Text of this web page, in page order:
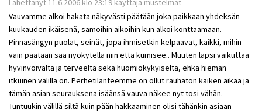
Lähettänyt 11.6.2006 klo 23:19 käyttäjä mustelmat
Vauvamme alkoi hakata näkyvästi päätään joka paikkaan yhdeksän
kuukauden ikäisenä, samoihin aikoihin kun alkoi konttaamaan.
Pinnasängyn puolat, seinät, jopa ihmisetkin kelpaavat, kaikki, mihin
vain päätään saa nyökytellä niin että kumisee.. Muuten lapsi vaikuttaa
hyvinvoivalta ja terveeltä sekä huomiokykyiseltä, ehkä hieman
itkuinen välillä on. Perhetilanteemme on ollut rauhaton kaiken aikaa ja
tämän asian seurauksena isäänsä vauva näkee nyt tosi vähän.
Tuntuukin välillä siltä kuin pään hakkaaminen olisi tähänkin asiaan